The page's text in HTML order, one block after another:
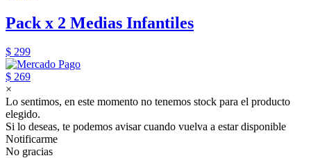
Pack x 2 Medias Infantiles
$ 299
$ 269
×
Lo sentimos, en este momento no tenemos stock para el producto
elegido.
Si lo deseas, te podemos avisar cuando vuelva a estar disponible
Notificarme
No gracias